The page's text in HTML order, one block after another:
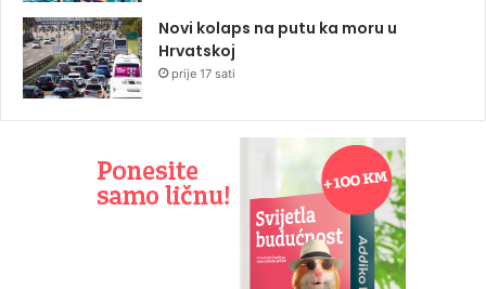
Novi kolaps na putu ka moru u
Hrvatskoj
prije 17 sati